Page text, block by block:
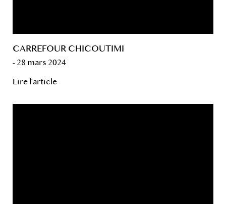
CARREFOUR CHICOUTIMI
- 28 mars 2024
Lire l'article